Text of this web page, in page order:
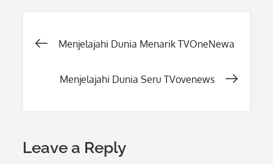
Post
navigation
Menjelajahi Dunia Menarik TVOneNewa
Menjelajahi Dunia Seru TVovenews
Leave a Reply